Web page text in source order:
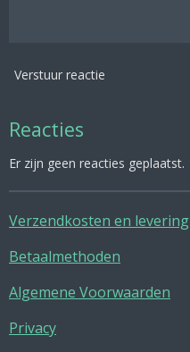
Verstuur reactie
Reacties
Er zijn geen reacties geplaatst.
Verzendkosten en levering
Betaalmethoden
Algemene Voorwaarden
Privacy